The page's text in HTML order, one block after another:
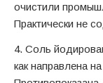
очистили
Практически не
4. Соль
как направлена